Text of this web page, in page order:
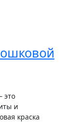
это
и
краска